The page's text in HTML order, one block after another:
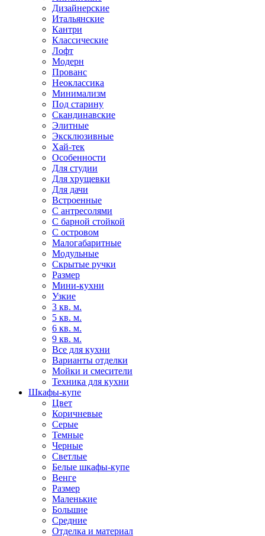
Дизайнерские
Итальянские
Кантри
Классические
Лофт
Модерн
Прованс
Неоклассика
Минимализм
Под старину
Скандинавские
Элитные
Эксклюзивные
Хай-тек
Особенности
Для студии
Для хрущевки
Для дачи
Встроенные
С антресолями
С барной стойкой
С островом
Малогабаритные
Модульные
Скрытые ручки
Размер
Мини-кухни
Узкие
3 кв. м.
5 кв. м.
6 кв. м.
9 кв. м.
Все для кухни
Варианты отделки
Мойки и смесители
Техника для кухни
Шкафы-купе
Цвет
Коричневые
Серые
Темные
Черные
Светлые
Белые шкафы-купе
Венге
Размер
Маленькие
Большие
Средние
Отделка и материал